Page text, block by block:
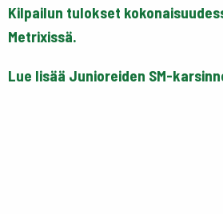
Kilpailun tulokset
Metrixissä.
Lue lisää Junioreiden SM-